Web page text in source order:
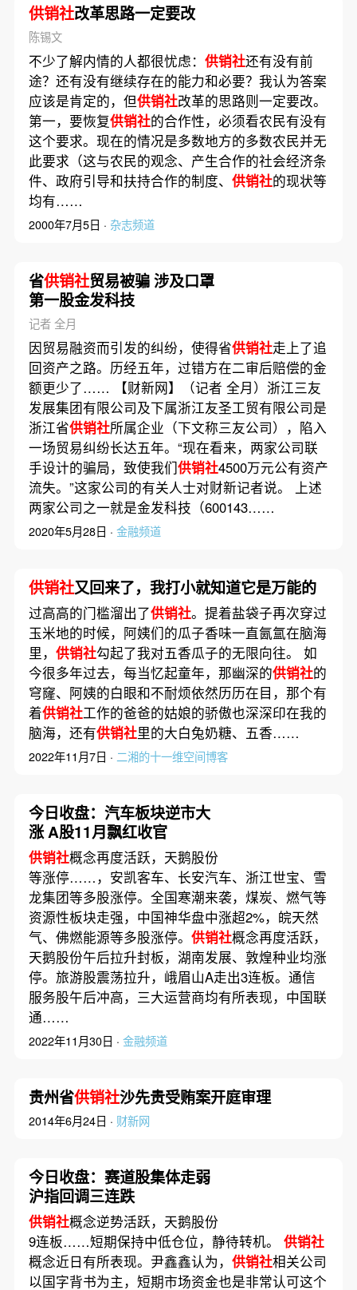
供销社改革思路一定要改
陈锡文
不少了解内情的人都很忧虑： 供销社还有没有前
途？还有没有继续存在的能力和必要？我认为答案
应该是肯定的，但供销社改革的思路则一定要改。
第一，要恢复供销社的合作性，必须看农民有没有
这个要求。现在的情况是多数地方的多数农民并无
此要求（这与农民的观念、产生合作的社会经济条
件、政府引导和扶持合作的制度、 供销社的现状等
均有……
2000年7月5日 · 杂志频道
省供销社贸易被骗 涉及口罩
第一股金发科技
记者 全月
因贸易融资而引发的纠纷，使得省供销社走上了追
回资产之路。历经五年，过错方在二审后赔偿的金
额更少了…… 【财新网】（记者 全月）浙江三友
发展集团有限公司及下属浙江友圣工贸有限公司是
浙江省供销社所属企业（下文称三友公司），陷入
一场贸易纠纷长达五年。“现在看来，两家公司联
手设计的骗局，致使我们供销社4500万元公有资产
流失。”这家公司的有关人士对财新记者说。 上述
两家公司之一就是金发科技（600143……
2020年5月28日 · 金融频道
供销社又回来了，我打小就知道它是万能的
过高高的门槛溜出了供销社。提着盐袋子再次穿过
玉米地的时候，阿姨们的瓜子香味一直氤氲在脑海
里， 供销社勾起了我对五香瓜子的无限向往。 如
今很多年过去，每当忆起童年，那幽深的供销社的
穹窿、阿姨的白眼和不耐烦依然历历在目，那个有
着供销社工作的爸爸的姑娘的骄傲也深深印在我的
脑海，还有供销社里的大白兔奶糖、五香……
2022年11月7日 · 二湘的十一维空间博客
今日收盘：汽车板块逆市大
涨 A股11月飘红收官
供销社概念再度活跃，天鹅股份
等涨停……，安凯客车、长安汽车、浙江世宝、雪
龙集团等多股涨停。全国寒潮来袭，煤炭、燃气等
资源性板块走强，中国神华盘中涨超2%，皖天然
气、佛燃能源等多股涨停。 供销社概念再度活跃，
天鹅股份午后拉升封板，湖南发展、敦煌种业均涨
停。旅游股震荡拉升，峨眉山A走出3连板。通信
服务股午后冲高，三大运营商均有所表现，中国联
通……
2022年11月30日 · 金融频道
贵州省供销社沙先贵受贿案开庭审理
2014年6月24日 · 财新网
今日收盘：赛道股集体走弱
沪指回调三连跌
供销社概念逆势活跃，天鹅股份
9连板……短期保持中低仓位，静待转机。 供销社
概念近日有所表现。尹鑫鑫认为， 供销社相关公司
以国字背书为主，短期市场资金也是非常认可这个